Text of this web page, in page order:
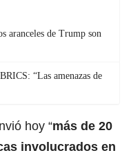
aranceles de Trump son
“Las amenazas de
hoy “más de 20
involucrados en